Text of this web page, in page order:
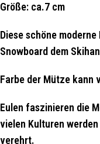
Größe: ca.7 cm
Diese schöne
Snowboard dem
Farbe der Mütze kann
Eulen faszinieren die
vielen Kulturen
verehrt.